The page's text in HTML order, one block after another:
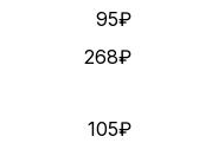
95₽
268₽
105₽